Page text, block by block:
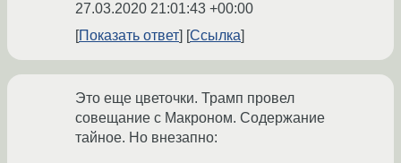
27.03.2020 21:01:43 +00:00
Показать ответ
Ссылка
Это еще цветочки. Трамп провел
совещание с Макроном. Содержание
тайное. Но внезапно: